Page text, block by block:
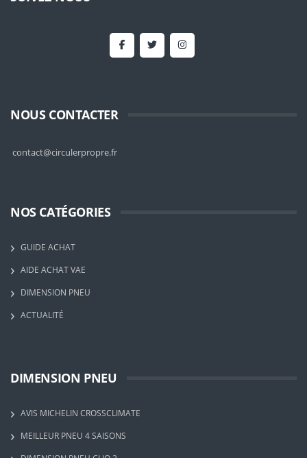
NOUS CONTACTER
contact@circulerpropre.fr
NOS CATÉGORIES
GUIDE ACHAT
AIDE ACHAT VAE
DIMENSION PNEU
ACTUALITÉ
DIMENSION PNEU
AVIS MICHELIN CROSSCLIMATE
MEILLEUR PNEU 4 SAISONS